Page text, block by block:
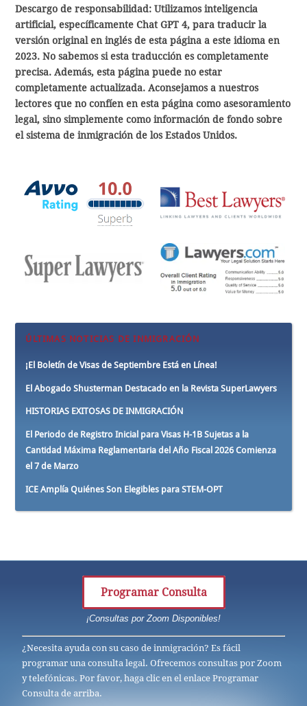
Descargo de responsabilidad: Utilizamos inteligencia
artificial, específicamente Chat GPT 4, para traducir la
versión original en inglés de esta página a este idioma en
2023. No sabemos si esta traducción es completamente
precisa. Además, esta página puede no estar
completamente actualizada. Aconsejamos a nuestros
lectores que no confíen en esta página como asesoramiento
legal, sino simplemente como información de fondo sobre
el sistema de inmigración de los Estados Unidos.
ÚLTIMAS NOTICIAS DE INMIGRACIÓN
¡El Boletín de Visas de Septiembre Está en Línea!
El Abogado Shusterman Destacado en la Revista SuperLawyers
HISTORIAS EXITOSAS DE INMIGRACIÓN
El Periodo de Registro Inicial para Visas H-1B Sujetas a la
Cantidad Máxima Reglamentaria del Año Fiscal 2026 Comienza
el 7 de Marzo
ICE Amplía Quiénes Son Elegibles para STEM-OPT
Programar Consulta
¡Consultas por Zoom Disponibles!
¿Necesita ayuda con su caso de inmigración? Es fácil
programar una consulta legal. Ofrecemos consultas por Zoom
y telefónicas. Por favor, haga clic en el enlace Programar
Consulta de arriba.